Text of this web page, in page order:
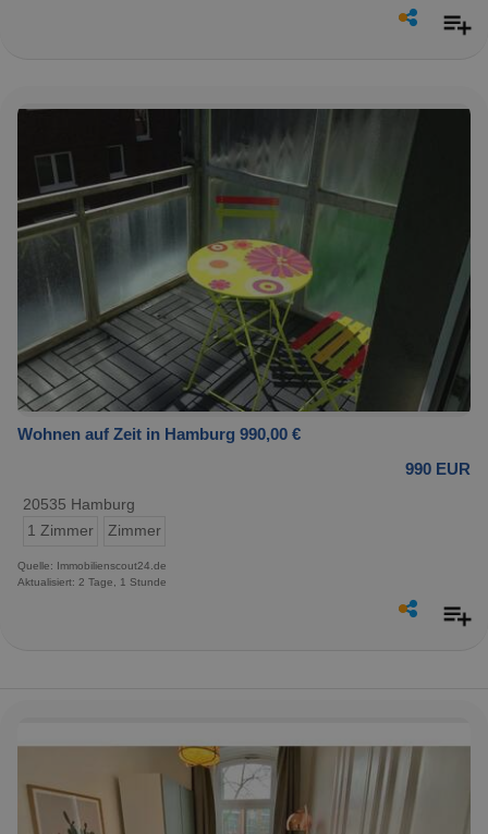
Wohnen auf Zeit in Hamburg 990,00 €
990 EUR
20535 Hamburg
1 Zimmer
Zimmer
Quelle: Immobilienscout24.de
Aktualisiert: 2 Tage, 1 Stunde